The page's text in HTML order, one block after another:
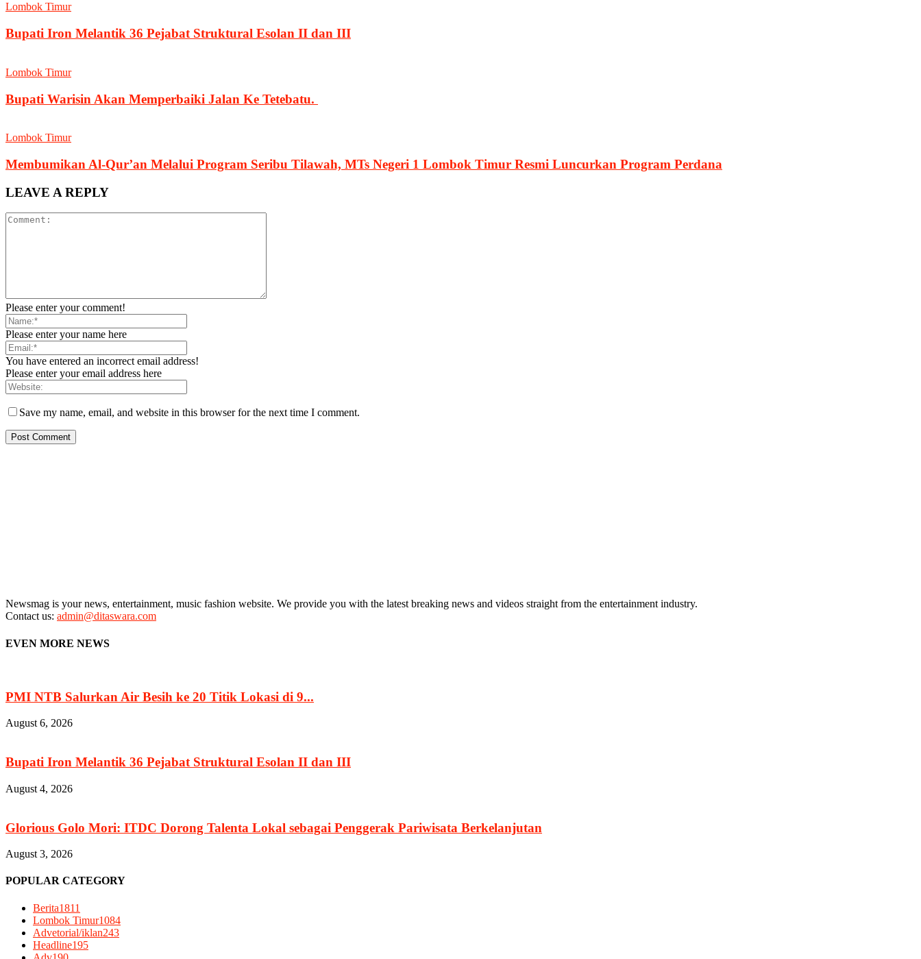
Lombok Timur
Bupati Iron Melantik 36 Pejabat Struktural Esolan II dan III
Lombok Timur
Bupati Warisin Akan Memperbaiki Jalan Ke Tetebatu.
Lombok Timur
Membumikan Al-Qur’an Melalui Program Seribu Tilawah, MTs Negeri 1 Lombok Timur Resmi Luncurkan Program Perdana
LEAVE A REPLY
Please enter your comment!
Please enter your name here
You have entered an incorrect email address!
Please enter your email address here
Save my name, email, and website in this browser for the next time I comment.
Newsmag is your news, entertainment, music fashion website. We provide you with the latest breaking news and videos straight from the entertainment industry.
Contact us: admin@ditaswara.com
EVEN MORE NEWS
PMI NTB Salurkan Air Besih ke 20 Titik Lokasi di 9...
August 6, 2026
Bupati Iron Melantik 36 Pejabat Struktural Esolan II dan III
August 4, 2026
Glorious Golo Mori: ITDC Dorong Talenta Lokal sebagai Penggerak Pariwisata Berkelanjutan
August 3, 2026
POPULAR CATEGORY
Berita1811
Lombok Timur1084
Advetorial/iklan243
Headline195